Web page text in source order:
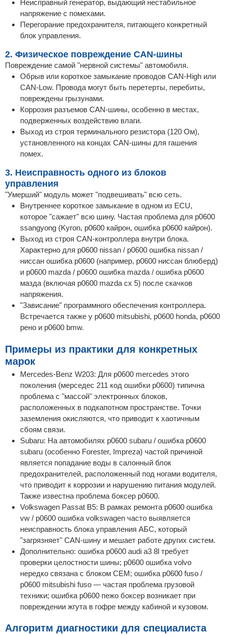
Неисправный генератор, выдающий нестабильное
напряжение с помехами.
Перегорание предохранителя, питающего конкретный
блок управления.
2. Физическое повреждение CAN-шины
Повреждение самой "нервной системы" автомобиля.
Обрыв или короткое замыкание проводов CAN-High или
CAN-Low. Провода могут быть перетерты, перебиты,
повреждены грызунами.
Коррозия разъемов CAN-шины, особенно в местах,
подверженных воздействию влаги.
Выход из строя терминального резистора (120 Ом),
установленного на концах CAN-шины для гашения
помех.
3. Неисправность одного из блоков
управления
"Умерший" модуль может "подвешивать" всю сеть.
Внутреннее короткое замыкание в одном из ECU,
которое "сажает" всю шину. Частая проблема для p0600
ssangyong (Kyron, p0600 кайрон, ошибка p0600 кайрон).
Выход из строя CAN-контроллера внутри блока.
Характерно для p0600 nissan / p0600 ошибка nissan /
ниссан ошибка p0600 (например, p0600 ниссан блюберд)
и p0600 mazda / p0600 ошибка mazda / ошибка p0600
мазда (включая p0600 mazda cx 5) после скачков
напряжения.
"Зависание" программного обеспечения контроллера.
Встречается также у p0600 mitsubishi, p0600 honda, p0600
рено и p0600 bmw.
Примеры из практики для конкретных
марок
Mercedes-Benz W203: Для p0600 mercedes этого
поколения (мерседес 211 код ошибки p0600) типична
проблема с "массой" электронных блоков,
расположенных в подкапотном пространстве. Точки
заземления окисляются, что приводит к хаотичным
сбоям связи.
Subaru: На автомобилях p0600 subaru / ошибка p0600
subaru (особенно Forester, Impreza) частой причиной
является попадание воды в салонный блок
предохранителей, расположенный под ногами водителя,
что приводит к коррозии и нарушению питания модулей.
Также известна проблема боксер p0600.
Volkswagen Passat B5: В рамках ремонта p0600 ошибка
vw / p0600 ошибка volkswagen часто выявляется
неисправность блока управления АБС, который
"загрязняет" CAN-шину и мешает работе других систем.
Дополнительно: ошибка p0600 audi a3 8l требует
проверки целостности шины; p0600 ошибка volvo
нередко связана с блоком CEM; ошибка p0600 fuso /
p0600 mitsubishi fuso — частая проблема грузовой
техники; ошибка p0600 пежо боксер возникает при
повреждении жгута в гофре между кабиной и кузовом.
Алгоритм диагностики для специалиста